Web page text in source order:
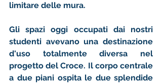
limitare delle mura.
Gli spazi oggi occupati dai nostri
studenti avevano una destinazione
d'uso totalmente diversa nel
progetto del Croce. Il corpo centrale
a due piani ospita le due splendide